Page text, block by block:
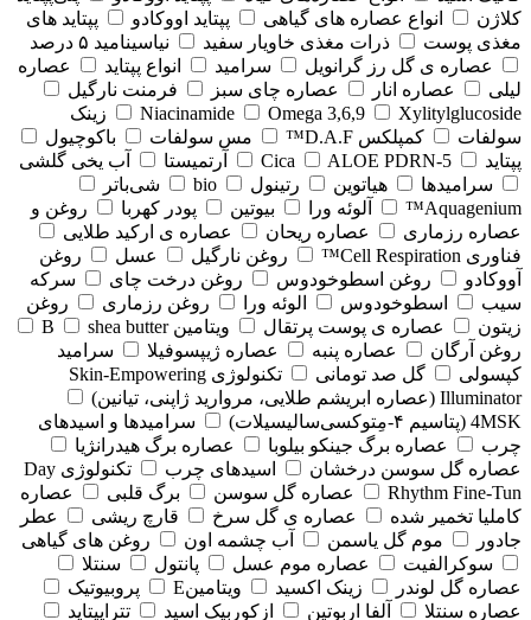
کلاژن
انواع عصاره های گیاهی پپتاید اووکادو
پپتاید های
مغذی پوست
ذرات مغذی خاویار سفید
نیاسینامید ۵ درصد
عصاره ی گل رز گرانویل
سرامید انواع پپتاید
عصاره
لیلی
عصاره انار عصاره چای سبز
فرمنت نارگیل
Niacinamide
Omega 3,6,9 Xylitylglucoside
زینک
سولفات
کمپلکس D.A.F™ مس سولفات
باکوچیول
پپتاید
5-Cica
ALOE PDRN آرتمیستا
آب یخی گلشی
سرامیدها
هیاتوین رتینول bio
شی‌باتر
Aquagenium™
آلوئه ورا بیوتین پودر کهربا
روغن و
عصاره رزماری
عصاره ریحان
عصاره ی ارکید طلایی
فناوری Cell Respiration™
روغن نارگیل عسل
روغن
آووکادو
روغن اسطوخودوس روغن درخت چای
سرکه
سیب
اسطوخودوس الوئه ورا روغن رزماری
روغن
زیتون
عصاره ی پوست پرتقال ویتامین Bshea butter
روغن آرگان
عصاره پنبه عصاره ژیپسوفیلا
سرامید
کپسولی
گل صد تومانی
تکنولوژی Skin-Empowering
Illuminator (عصاره ابریشم طلایی، مروارید ژاپنی، تیانین)
4MSK (پتاسیم ۴‑مِتوکسی‌سالیسیلات)
سرامیدها و اسیدهای
چرب
عصاره برگ جینکو بیلوبا
عصاره برگ هیدرانژیا
عصاره گل سوسن درخشان
اسیدهای چرب
تکنولوژی Day
Rhythm Fine‑Tun
عصاره گل سوسن برگ قلبی
عصاره
کاملیا تخمیر شده
عصاره ی گل سرخ قارچ ریشی
عطر
جادور
موم گل یاسمن آب چشمه اون
روغن های گیاهی
سوکرالفیت
عصاره موم عسل پانتول
سنتلا
عصاره گل لوندر
زینک اکسید ویتامینE
پروبیوتیک
عصاره سنتلا
آلفا اربوتین ازکوربیک اسید تتراپپتاید